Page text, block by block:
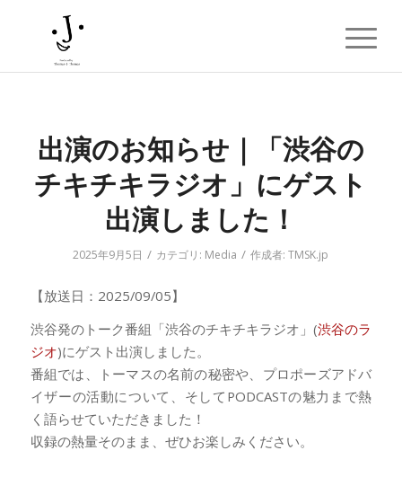
出演のお知らせ｜「渋谷の
チキチキラジオ」にゲスト
出演しました！
2025年9月5日 / カテゴリ: Media / 作成者:TMSK.jp
【放送日：2025/09/05】
渋谷発のトーク番組「渋谷のチキチキラジオ」(渋谷のラ
ジオ)にゲスト出演しました。
番組では、トーマスの名前の秘密や、プロポーズアドバ
イザーの活動について、そしてPODCASTの魅力まで熱
く語らせていただきました！
収録の熱量そのまま、ぜひお楽しみください。